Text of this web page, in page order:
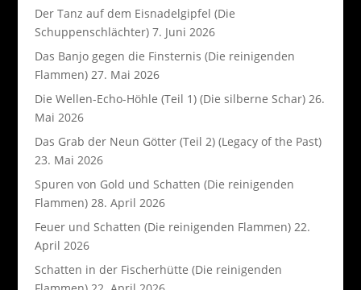
Der Tanz auf dem Eisnadelgipfel (Die
Schuppenschlächter) 7. Juni 2026
Das Banjo gegen die Finsternis (Die reinigenden
Flammen) 27. Mai 2026
Die Wellen-Echo-Höhle (Teil 1) (Die silberne Schar) 26.
Mai 2026
Das Grab der Neun Götter (Teil 2) (Legacy of the Past)
23. Mai 2026
Spuren von Gold und Schatten (Die reinigenden
Flammen) 28. April 2026
Feuer und Schatten (Die reinigenden Flammen) 22.
April 2026
Schatten in der Fischerhütte (Die reinigenden